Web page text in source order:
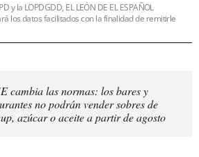
y la LOPDGDD, EL LEÓN DE EL ESPAÑOL
los datos facilitados con la finalidad de remitirle
cambia las normas: los bares y
no podrán vender sobres de
azúcar o aceite a partir de agosto